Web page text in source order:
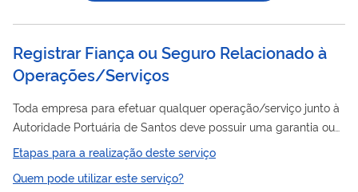
do SEI-ANP. Para mais informações acesse o serviço "...
Registrar Fiança ou Seguro Relacionado à
Operações/Serviços
Toda empresa para efetuar qualquer operação/serviço junto à
Autoridade Portuária de Santos deve possuir uma garantia ou
efetuar o pagamento antecipado do serviço. Por meio deste
serviço, o usuário poderá realizar o registro de sua fiança ou
seguro.
Etapas para a realização deste serviço
Quem pode utilizar este serviço?